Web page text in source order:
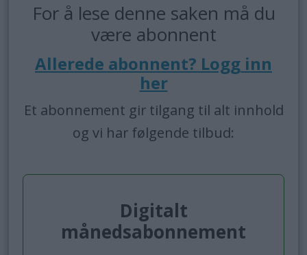
For å lese denne saken må du
være abonnent
Allerede abonnent? Logg inn
her
Et abonnement gir tilgang til alt innhold
og vi har følgende tilbud:
Digitalt
månedsabonnement